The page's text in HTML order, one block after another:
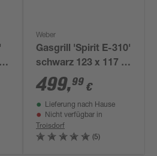
Weber
Gasgrill 'Spirit E-310'
schwarz 123 x 117 x
68 cm
499,99 €
Lieferung nach Hause
Nicht verfügbar in
Troisdorf
(5)